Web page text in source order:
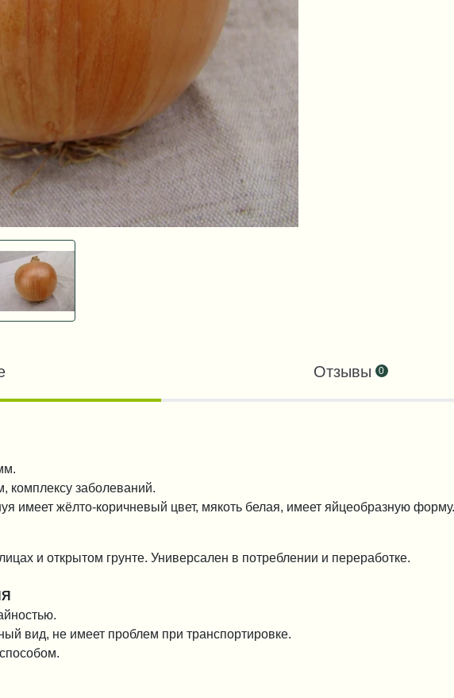
Отзывы 0
комплексу заболеваний.
имеет жёлто-коричневый цвет, мякоть белая, имеет яйцеобразную форму.
и открытом грунте. Универсален в потреблении и переработке.
вид, не имеет проблем при транспортировке.